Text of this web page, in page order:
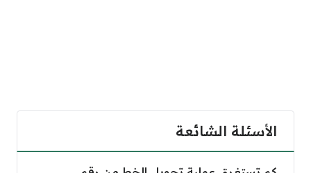
الأسئلة الشائعة